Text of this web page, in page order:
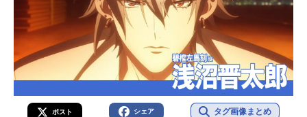
ポスト シェア タグ画像まとめ